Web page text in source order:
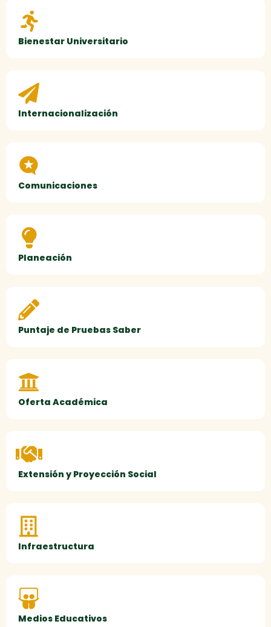
Bienestar Universitario
Internacionalización
Comunicaciones
Planeación
Puntaje de Pruebas Saber
Oferta Académica
Extensión y Proyección Social
Infraestructura
Medios Educativos